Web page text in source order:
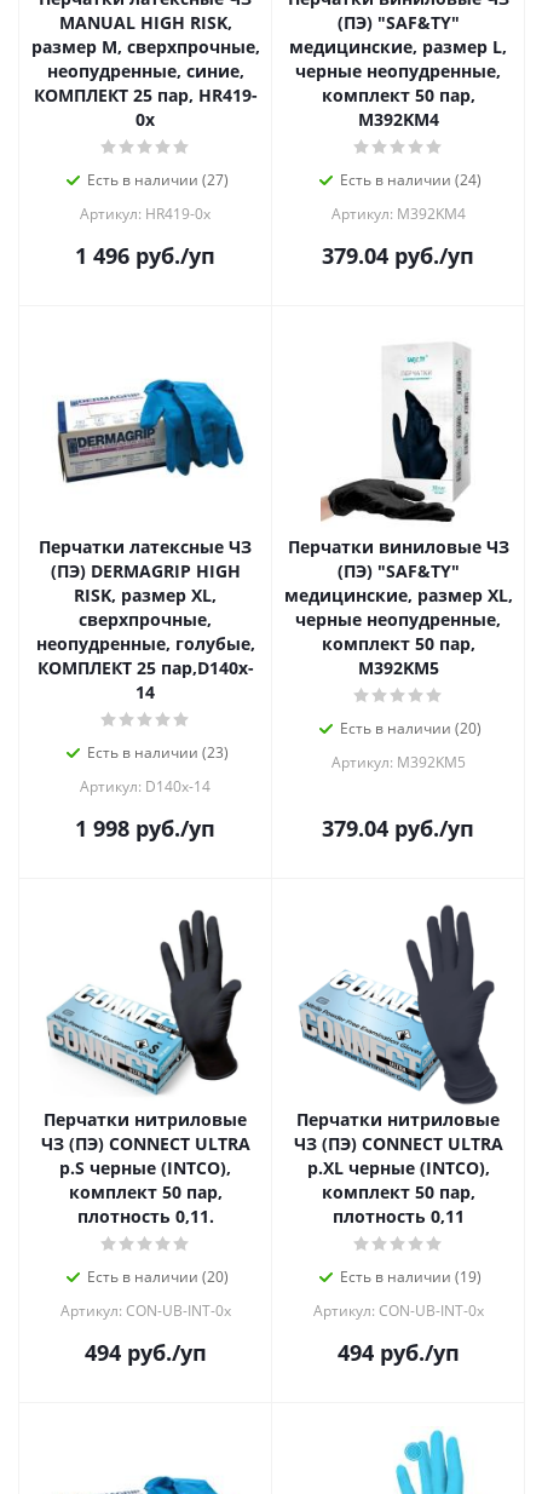
MANUAL HIGH RISK,
размер М, сверхпрочные,
неопудренные, синие,
КОМПЛЕКТ 25 пар, HR419-
0x
Есть в наличии (27)
Артикул: HR419-0x
1 496 руб./уп
(ПЭ) "SAF&TY"
медицинские, размер L,
черные неопудренные,
комплект 50 пар,
M392KM4
Есть в наличии (24)
Артикул: M392KM4
379.04 руб./уп
Перчатки латексные ЧЗ
(ПЭ) DERMAGRIP HIGH
RISK, размер XL,
сверхпрочные,
неопудренные, голубые,
КОМПЛЕКТ 25 пар,D140x-
14
Есть в наличии (23)
Артикул: D140x-14
1 998 руб./уп
Перчатки виниловые ЧЗ
(ПЭ) "SAF&TY"
медицинские, размер XL,
черные неопудренные,
комплект 50 пар,
M392KM5
Есть в наличии (20)
Артикул: M392KM5
379.04 руб./уп
Перчатки нитриловые
ЧЗ (ПЭ) CONNECT ULTRA
р.S черные (INTCO),
комплект 50 пар,
плотность 0,11.
Есть в наличии (20)
Артикул: CON-UB-INT-0x
494руб./уп
Перчатки нитриловые
ЧЗ (ПЭ) CONNECT ULTRA
р.ХL черные (INTCO),
комплект 50 пар,
плотность 0,11
Есть в наличии (19)
Артикул: CON-UB-INT-0x
494руб./уп